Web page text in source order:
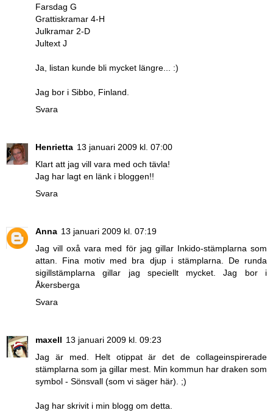
Farsdag G
Grattiskramar 4-H
Julkramar 2-D
Jultext J
Ja, listan kunde bli mycket längre... :)
Jag bor i Sibbo, Finland.
Svara
Henrietta 13 januari 2009 kl. 07:00
Klart att jag vill vara med och tävla!
Jag har lagt en länk i bloggen!!
Svara
Anna 13 januari 2009 kl. 07:19
Jag vill oxå vara med för jag gillar Inkido-stämplarna som
attan. Fina motiv med bra djup i stämplarna. De runda
sigillstämplarna gillar jag speciellt mycket. Jag bor i
Åkersberga
Svara
maxell 13 januari 2009 kl. 09:23
Jag är med. Helt otippat är det de collageinspirerade
stämplarna som ja gillar mest. Min kommun har draken som
symbol - Sönsvall (som vi säger här). ;)
Jag har skrivit i min blogg om detta.